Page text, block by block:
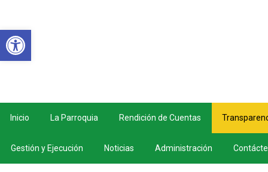
Inicio La Parroquia Rendición de Cuentas
Gestión y Ejecución Noticias Administración
Abrir barra de herramientas